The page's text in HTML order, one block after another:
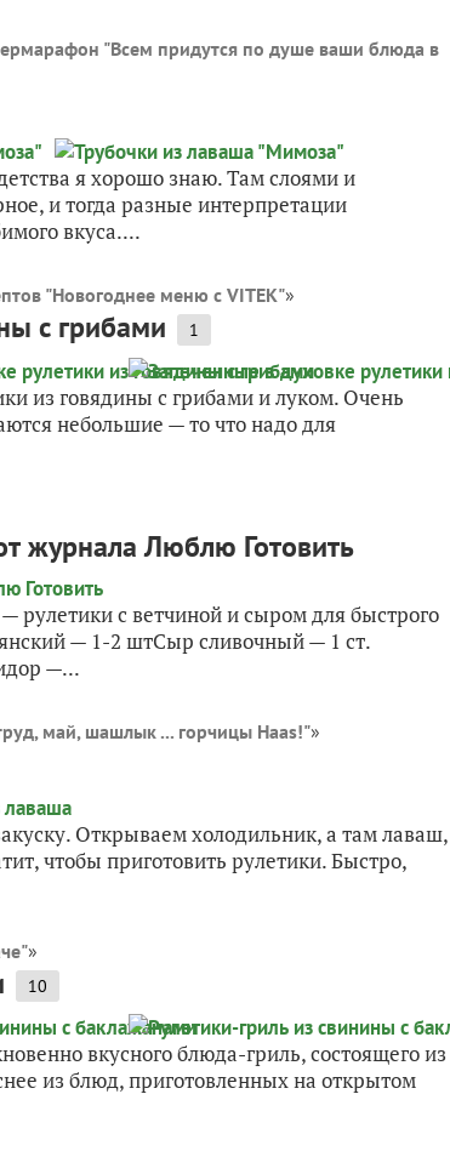
"Всем придутся по душе ваши блюда в
я хорошо знаю. Там слоями и
и тогда разные интерпретации
вкуса....
"Новогоднее меню с VITEK"»
с грибами 1
из говядины с грибами и луком. Очень
небольшие — то что надо для
журнала Люблю Готовить
рулетики с ветчиной и сыром для быстрого
— 1-2 штСыр сливочный — 1 ст.
—...
май, шашлык ... горчицы Haas!"»
Открываем холодильник, а там лаваш,
чтобы приготовить рулетики. Быстро,
»
10
вкусного блюда-гриль, состоящего из
из блюд, приготовленных на открытом